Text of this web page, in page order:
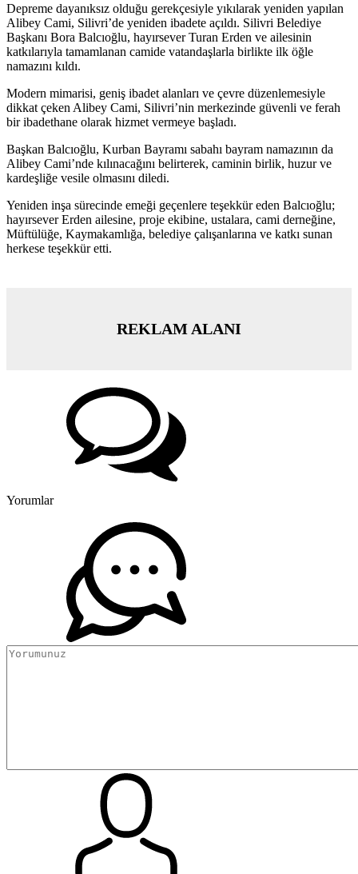
Depreme dayanıksız olduğu gerekçesiyle yıkılarak yeniden yapılan
Alibey Cami, Silivri’de yeniden ibadete açıldı. Silivri Belediye
Başkanı Bora Balcıoğlu, hayırsever Turan Erden ve ailesinin
katkılarıyla tamamlanan camide vatandaşlarla birlikte ilk öğle
namazını kıldı.
Modern mimarisi, geniş ibadet alanları ve çevre düzenlemesiyle
dikkat çeken Alibey Cami, Silivri’nin merkezinde güvenli ve ferah
bir ibadethane olarak hizmet vermeye başladı.
Başkan Balcıoğlu, Kurban Bayramı sabahı bayram namazının da
Alibey Cami’nde kılınacağını belirterek, caminin birlik, huzur ve
kardeşliğe vesile olmasını diledi.
Yeniden inşa sürecinde emeği geçenlere teşekkür eden Balcıoğlu;
hayırsever Erden ailesine, proje ekibine, ustalara, cami derneğine,
Müftülüğe, Kaymakamlığa, belediye çalışanlarına ve katkı sunan
herkese teşekkür etti.
REKLAM ALANI
Yorumlar